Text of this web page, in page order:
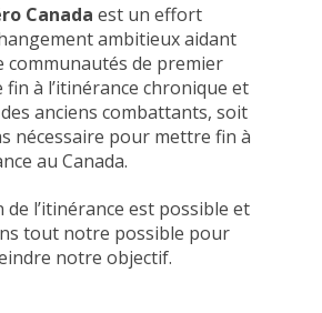
Canada est un effort
ambitieux aidant
communautés de premier
à l’itinérance chronique et
anciens combattants, soit
nécessaire pour mettre fin à
au Canada.
de l’itinérance est possible et
tout notre possible pour
notre objectif.